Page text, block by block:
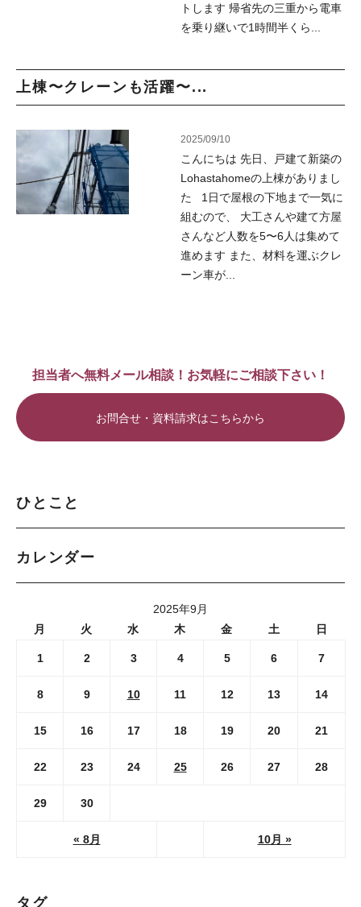
トします 帰省先の三重から電車
を乗り継いで1時間半くら...
上棟〜クレーンも活躍〜...
2025/09/10
こんにちは 先日、戸建て新築の
Lohastahomeの上棟がありまし
た 1日で屋根の下地まで一気に
組むので、 大工さんや建て方屋
さんなど人数を5〜6人は集めて
進めます また、材料を運ぶクレ
ーン車が...
担当者へ無料メール相談！お気軽にご相談下さい！
お問合せ・資料請求はこちらから
ひとこと
カレンダー
2025年9月
月
火 水 木 金 土 日
« 8月 10月 »
1 2 3 4 5 6 7
8 9 10 11 12 13 14
15 16 17 18 19 20 21
22 23 24 25 26 27 28
29 30
タグ